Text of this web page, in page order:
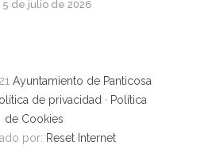
5 de julio de 2026
Ayuntamiento de Panticosa
de privacidad · Política
de Cookies
por: Reset Internet